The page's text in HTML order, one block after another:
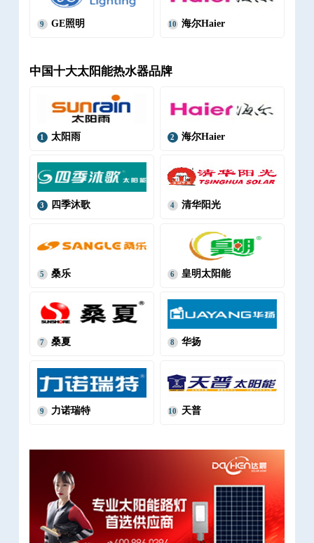
9 GE照明 10 海尔Haier
中国十大太阳能热水器品牌
1 太阳雨 2 海尔Haier
3 四季沐歌 4 清华阳光
5 桑乐 6 皇明太阳能
7 桑夏 8 华扬
9 力诺瑞特 10 天普